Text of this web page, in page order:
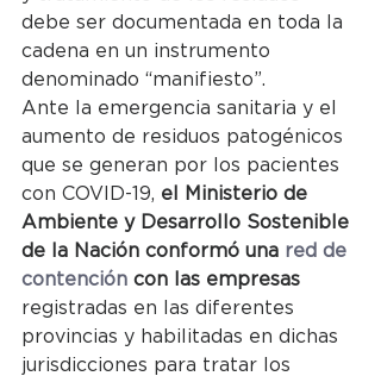
debe ser documentada en toda la
cadena en un instrumento
denominado “manifiesto”.
Ante la emergencia sanitaria y el
aumento de residuos patogénicos
que se generan por los pacientes
con COVID-19, el Ministerio de
Ambiente y Desarrollo Sostenible
de la Nación conformó una red de
contención con las empresas
registradas en las diferentes
provincias y habilitadas en dichas
jurisdicciones para tratar los